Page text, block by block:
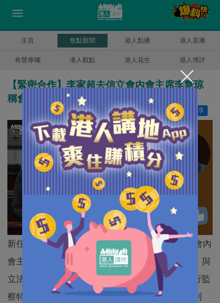
主頁 焦點新聞 港人點播 港人直播
有聲專欄 港人觀點 港人花生 港人博評
【緊密合作】李家超去信立會內會主席李慧琼
稱會致力促進行政立法關係
分享
讚好 18
新任政務司司長李家超上周五（25日）去信立法會內
會主席李慧琼，表示會致力促進行政與立法關係，與
立法會保持有效溝通及緊密聯繫，配合立法會履行監
察特區政府的憲制責任，共同致力維護香港整體利